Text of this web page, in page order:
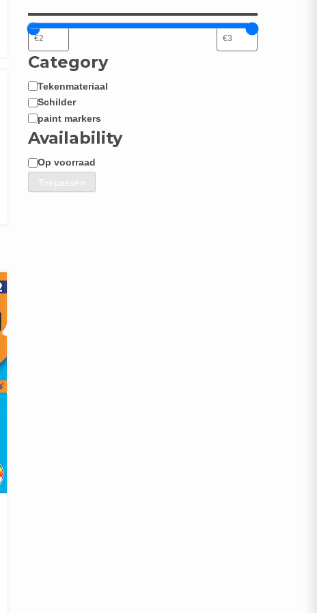
Category
Categorie
Tekenmateriaal
Schilder
paint markers
Availability
Beschikbaarheid
Op voorraad
Toepassen